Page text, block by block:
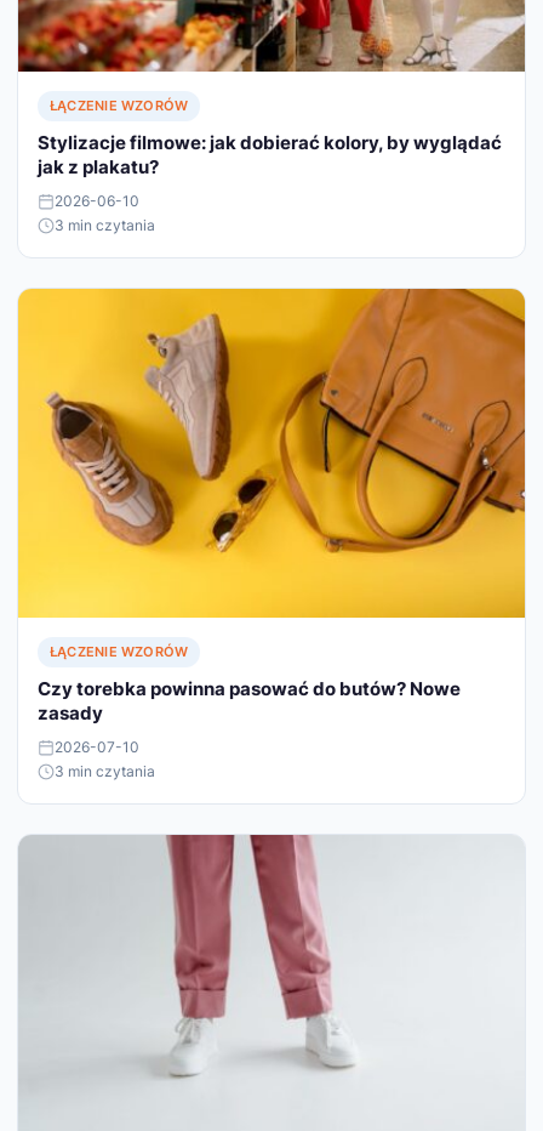
ŁĄCZENIE WZORÓW
Stylizacje filmowe: jak dobierać kolory, by wyglądać
jak z plakatu?
2026-06-10
3 min czytania
ŁĄCZENIE WZORÓW
Czy torebka powinna pasować do butów? Nowe
zasady
2026-07-10
3 min czytania